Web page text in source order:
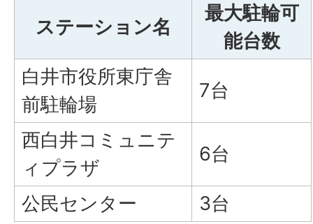
ステーション名
最大駐輪可
能台数
白井市役所東庁舎
前駐輪場
7台
西白井コミュニテ
ィプラザ
6台
公民センター 3台